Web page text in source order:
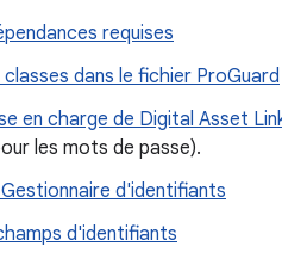
requises
dans le fichier ProGuard
en charge de Digital Asset
les mots de passe).
d'identifiants
d'identifiants